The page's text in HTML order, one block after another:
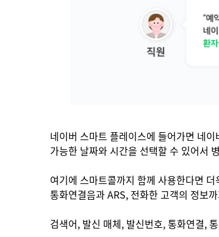
네이버 스마트 플레이스에 들어가면 네
가능한 날짜와 시간을 선택할 수 있어서
여기에 스마트콜까지 함께 사용한다면
통화연결음과 ARS, 전화한 고객의 정보
검색어, 발신 매체, 발신번호, 통화연결,